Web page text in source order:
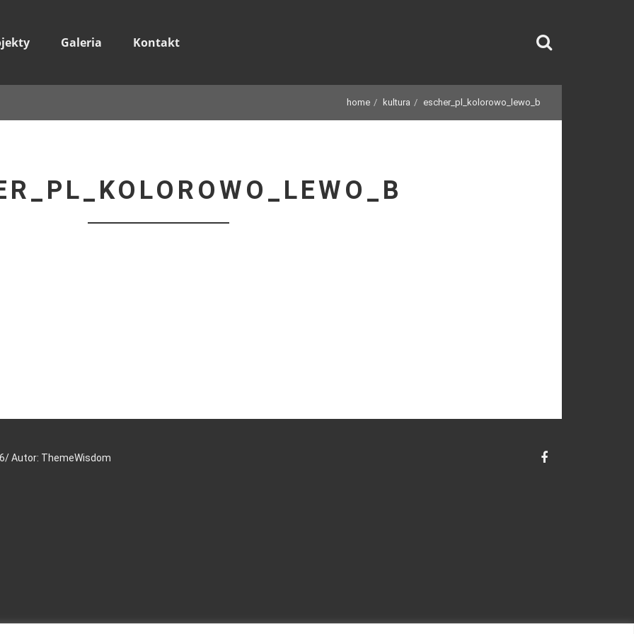
Galeria Kontakt
home kultura escher_pl_kolorowo_lewo_b
Autor: ThemeWisdom